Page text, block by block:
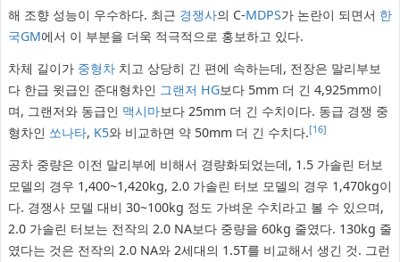
해 조향 성능이 우수하다. 최근 경쟁사의 C-MDPS가 논란이 되면서 한
국GM에서 이 부분을 더욱 적극적으로 홍보하고 있다.
차체 길이가 중형차치고 상당히 긴 편에 속하는데, 전장은 말리부보
다 한급 윗급인 준대형차인 그랜저 HG보다 5mm 더 긴 4,925mm이
며, 그랜저와 동급인 맥시마보다 25mm 더 긴 수치이다. 동급 경쟁 중
형차인 쏘나타, K5와 비교하면 약 50mm 더 긴 수치다.[16]
공차 중량은 이전 말리부에 비해서 경량화되었는데, 1.5 가솔린 터보
모델의 경우 1,400~1,420kg, 2.0 가솔린 터보 모델의 경우 1,470kg이
다. 경쟁사 모델 대비 30~100kg 정도 가벼운 수치라고 볼 수 있으며,
2.0 가솔린 터보는 전작의 2.0 NA보다 중량을 60kg 줄였다. 130kg 줄
였다는 것은 전작의 2.0 NA와 2세대의 1.5T를 비교해서 생긴 것. 그런